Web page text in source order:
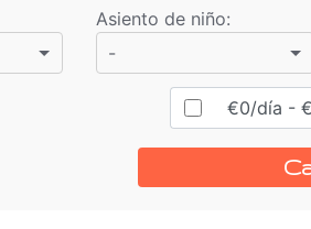
Asiento de niño:
-
€0/día - €